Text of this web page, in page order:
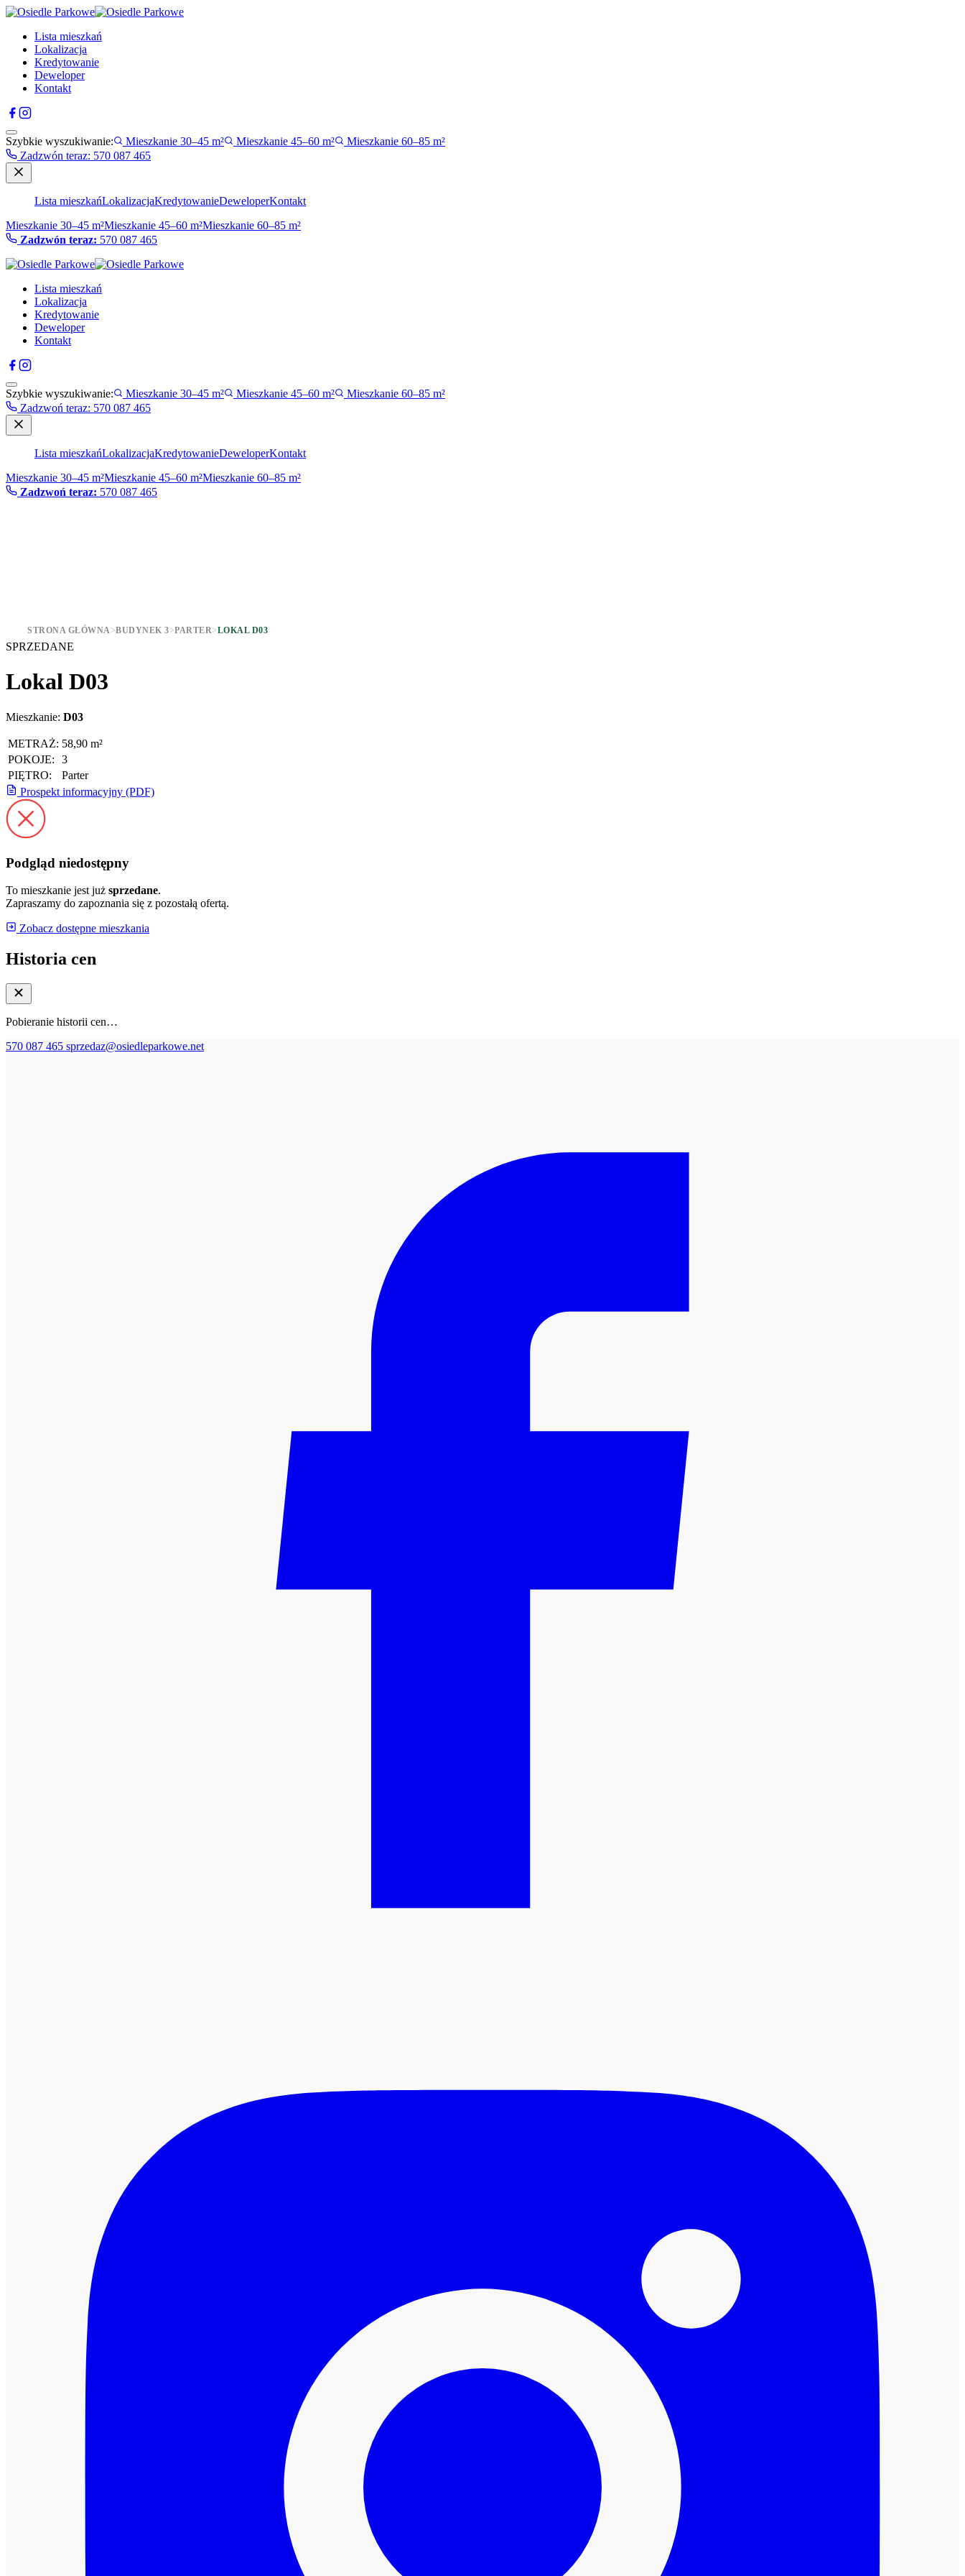
Lista mieszkań
Lokalizacja
Kredytowanie
Deweloper
Kontakt
Szybkie wyszukiwanie: Mieszkanie 30–45 m² Mieszkanie 45–60 m²
Mieszkanie 60–85 m²
Zadzwón teraz: 570 087 465
Lista mieszkańLokalizacjaKredytowanieDeweloperKontakt
Mieszkanie 30–45 m²Mieszkanie 45–60 m²Mieszkanie 60–85 m²
Zadzwón teraz: 570 087 465
Lista mieszkań
Lokalizacja
Kredytowanie
Deweloper
Kontakt
Szybkie wyszukiwanie: Mieszkanie 30–45 m² Mieszkanie 45–60 m²
Mieszkanie 60–85 m²
Zadzwoń teraz: 570 087 465
Lista mieszkańLokalizacjaKredytowanieDeweloperKontakt
Mieszkanie 30–45 m²Mieszkanie 45–60 m²Mieszkanie 60–85 m²
Zadzwoń teraz: 570 087 465
STRONA GŁÓWNA>BUDYNEK 3>PARTER>LOKAL D03
SPRZEDANE
Lokal D03
Mieszkanie: D03
METRAŻ: 58,90 m²
POKOJE:
3
PIĘTRO:
Parter
Prospekt informacyjny (PDF)
Podgląd niedostępny
To mieszkanie jest już sprzedane.
Zapraszamy do zapoznania się z pozostałą ofertą.
Zobacz dostępne mieszkania
Historia cen
Pobieranie historii cen…
570 087 465 sprzedaz@osiedleparkowe.net